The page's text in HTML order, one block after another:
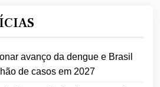
avanço da dengue e Brasil
de casos em 2027